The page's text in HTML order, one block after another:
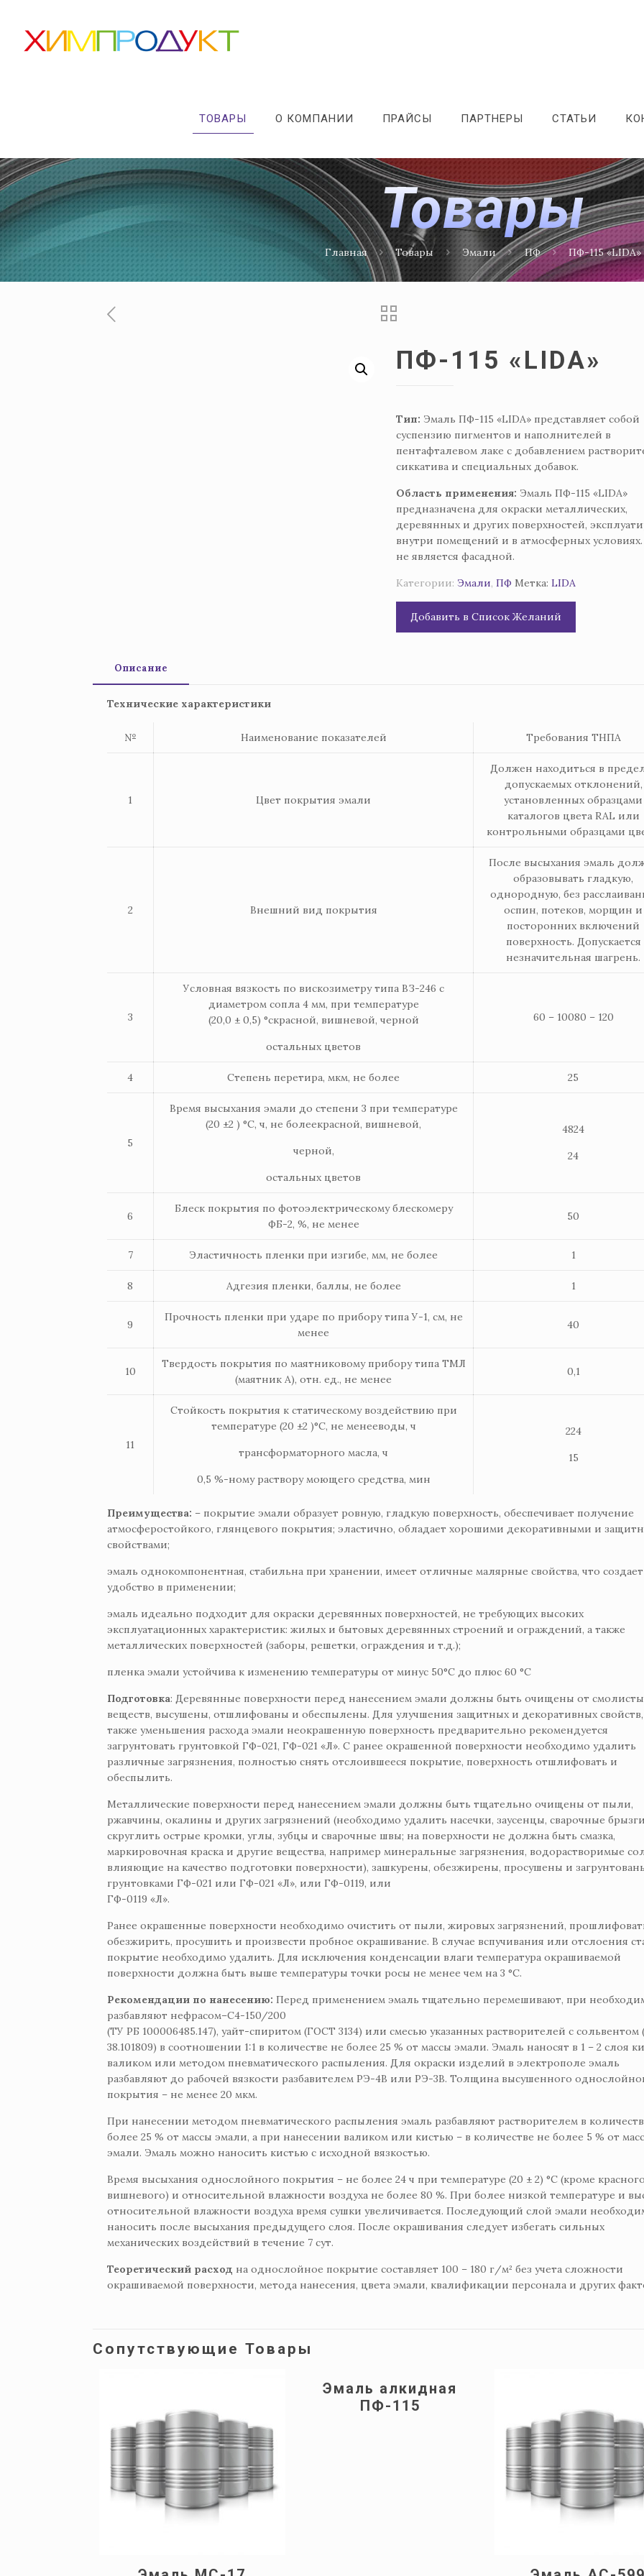
ТОВАРЫ О КОМПАНИИ ПРАЙСЫ ПАРТНЕРЫ СТАТЬИ
Товары
Главная Товары Эмали ПФ ПФ-115 «LIDA»
ПФ-115 «LIDA»
Тип: Эмаль ПФ-115 «LIDA» представляет собой
суспензию пигментов и наполнителей в
пентафталевом лаке с добавлением
сиккатива и специальных добавок.
Область применения: Эмаль ПФ-115 «LIDA»
предназначена для окраски металлических,
деревянных и других поверхностей,
внутри помещений и в атмосферных
не является фасадной.
Категории: Эмали,ПФ Метка:LIDA
Добавить в Список Желаний
Описание
Технические характеристики
№ Наименование показателей Требования ТНПА
1 Цвет покрытия эмали
Должен находиться в
допускаемых отклонений,
установленных образцами
каталогов цвета RAL или
контрольными образцами
2 Внешний вид покрытия
После высыхания эмаль
образовывать гладкую,
однородную, без
оспин, потеков, морщин и
посторонних включений
поверхность. Допускается
незначительная шагрень.
3
Условная вязкость по вискозиметру типа ВЗ-246 с
диаметром сопла 4 мм, при температуре
(20,0 ± 0,5) °скрасной, вишневой, черной
остальных цветов
60 – 10080 – 120
4 Степень перетира, мкм, не более 25
5
Время высыхания эмали до степени 3 при температуре
(20 ±2 ) °С, ч, не болеекрасной, вишневой,
черной,
остальных цветов
4824
24
6
Блеск покрытия по фотоэлектрическому блескомеру
ФБ-2, %, не менее
50
7 Эластичность пленки при изгибе, мм, не более 1
8 Адгезия пленки, баллы, не более 1
9
Прочность пленки при ударе по прибору типа У-1, см, не
менее
40
10
Твердость покрытия по маятниковому прибору типа ТМЛ
(маятник А), отн. ед., не менее
0,1
11
Стойкость покрытия к статическому воздействию при
температуре (20 ±2 )°С, не менееводы, ч
трансформаторного масла, ч
0,5 %-ному раствору моющего средства, мин
224
15
Преимущества: – покрытие эмали образует ровную, гладкую поверхность, обеспечивает получение
атмосферостойкого, глянцевого покрытия; эластично, обладает хорошими декоративными и
свойствами;
эмаль однокомпонентная, стабильна при хранении, имеет отличные малярные свойства, что создает
удобство в применении;
эмаль идеально подходит для окраски деревянных поверхностей, не требующих высоких
эксплуатационных характеристик: жилых и бытовых деревянных строений и ограждений, а также
металлических поверхностей (заборы, решетки, ограждения и т.д.);
пленка эмали устойчива к изменению температуры от минус 50°С до плюс 60 °С
Подготовка: Деревянные поверхности перед нанесением эмали должны быть очищены от
веществ, высушены, отшлифованы и обеспылены. Для улучшения защитных и декоративных
также уменьшения расхода эмали неокрашенную поверхность предварительно рекомендуется
загрунтовать грунтовкой ГФ-021, ГФ-021 «Л». С ранее окрашенной поверхности необходимо удалить
различные загрязнения, полностью снять отслоившееся покрытие, поверхность отшлифовать и
обеспылить.
Металлические поверхности перед нанесением эмали должны быть тщательно очищены от пыли,
ржавчины, окалины и других загрязнений (необходимо удалить насечки, заусенцы, сварочные
скруглить острые кромки, углы, зубцы и сварочные швы; на поверхности не должна быть смазка,
маркировочная краска и другие вещества, например минеральные загрязнения, водорастворимые
влияющие на качество подготовки поверхности), зашкурены, обезжирены, просушены и
грунтовками ГФ-021 или ГФ-021 «Л», или ГФ-0119, или
ГФ-0119 «Л».
Ранее окрашенные поверхности необходимо очистить от пыли, жировых загрязнений,
обезжирить, просушить и произвести пробное окрашивание. В случае вспучивания или отслоения
покрытие необходимо удалить. Для исключения конденсации влаги температура окрашиваемой
поверхности должна быть выше температуры точки росы не менее чем на 3 °С.
Рекомендации по нанесению:Перед применением эмаль тщательно перемешивают, при
разбавляют нефрасом–С4-150/200
(ТУ РБ 100006485.147), уайт-спиритом (ГОСТ 3134) или смесью указанных растворителей с сольвентом
38.101809) в соотношении 1:1 в количестве не более 25 % от массы эмали. Эмаль наносят в 1 – 2 слоя
валиком или методом пневматического распыления. Для окраски изделий в электрополе эмаль
разбавляют до рабочей вязкости разбавителем РЭ-4В или РЭ-3В. Толщина высушенного
покрытия – не менее 20 мкм.
При нанесении методом пневматического распыления эмаль разбавляют растворителем в
более 25 % от массы эмали, а при нанесении валиком или кистью – в количестве не более 5 % от
эмали. Эмаль можно наносить кистью с исходной вязкостью.
Время высыхания однослойного покрытия – не более 24 ч при температуре (20 ± 2) °С (кроме
вишневого) и относительной влажности воздуха не более 80 %. При более низкой температуре и
относительной влажности воздуха время сушки увеличивается. Последующий слой эмали
наносить после высыхания предыдущего слоя. После окрашивания следует избегать сильных
механических воздействий в течение 7 сут.
Теоретический расход на однослойное покрытие составляет 100 – 180 г/м² без учета сложности
окрашиваемой поверхности, метода нанесения, цвета эмали, квалификации персонала и других
Сопутствующие Товары
Эмаль алкидная
ПФ-115